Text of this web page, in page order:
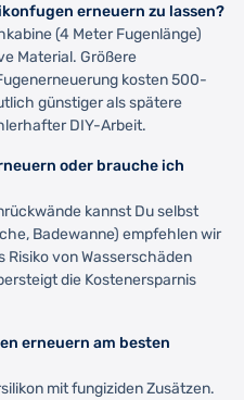
erneuern zu lassen?
(4 Meter Fugenlänge)
Material. Größere
kosten 500-
günstiger als spätere
DIY-Arbeit.
oder brauche ich
kannst Du selbst
Badewanne) empfehlen wir
Risiko von Wasserschäden
die Kostenersparnis
erneuern am besten
mit fungiziden Zusätzen.